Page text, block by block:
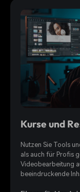
Kurse und
Nutzen Sie Tools
als auch für Profis
Videobearbeitung
beeindruckende